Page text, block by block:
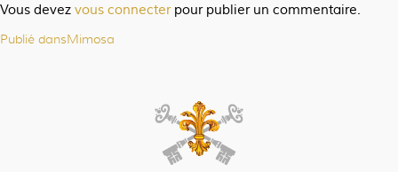
Vous devez vous connecterpour publier un commentaire.
Publié dansMimosa